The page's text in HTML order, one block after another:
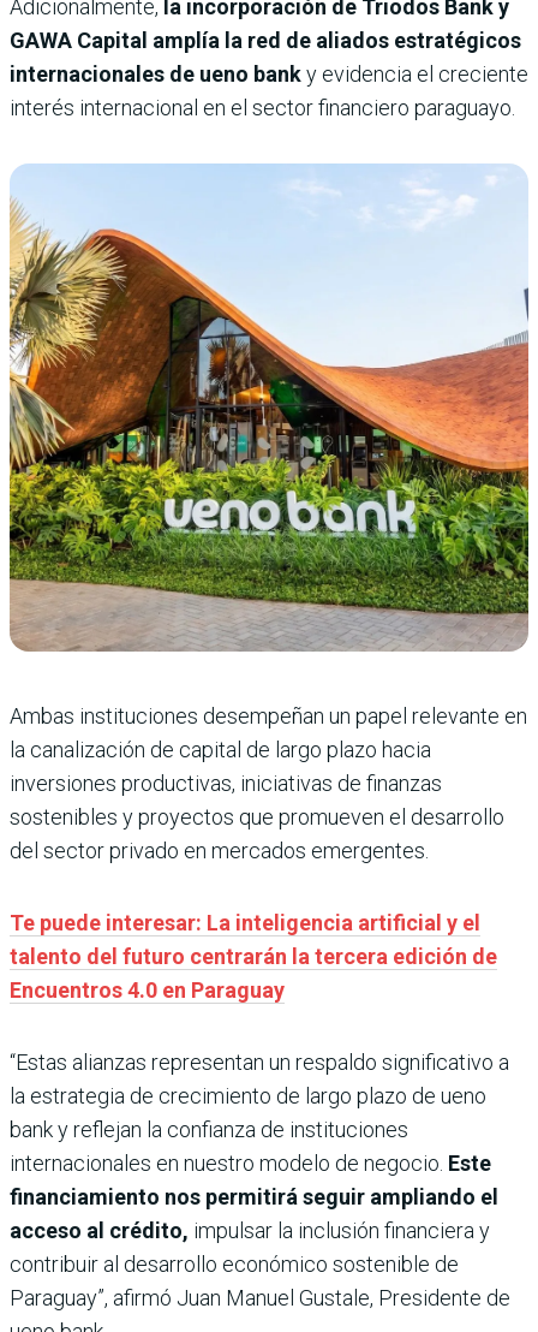
Adicionalmente, la incorporación de Triodos Bank y
GAWA Capital amplía la red de aliados estratégicos
internacionales de ueno banky evidencia el creciente
interés internacional en el sector financiero paraguayo.
Ambas instituciones desempeñan un papel relevante en
la canalización de capital de largo plazo hacia
inversiones productivas, iniciativas de finanzas
sostenibles y proyectos que promueven el desarrollo
del sector privado en mercados emergentes.
Te puede interesar: La inteligencia artificial y el
talento del futuro centrarán la tercera edición de
Encuentros 4.0 en Paraguay
“Estas alianzas representan un respaldo significativo a
la estrategia de crecimiento de largo plazo de ueno
bank y reflejan la confianza de instituciones
internacionales en nuestro modelo de negocio. Este
financiamiento nos permitirá seguir ampliando el
acceso al crédito, impulsar la inclusión financiera y
contribuir al desarrollo económico sostenible de
Paraguay”, afirmó Juan Manuel Gustale, Presidente de